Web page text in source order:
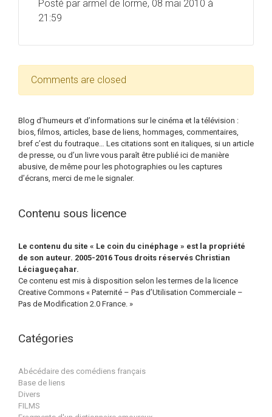
Posté par armel de lorme, 08 mai 2010 à
21:59
Comments are closed
Blog d’humeurs et d’informations sur le cinéma et la télévision :
bios, filmos, articles, base de liens, hommages, commentaires,
bref c’est du foutraque… Les citations sont en italiques, si un article
de presse, ou d’un livre vous paraît être publié ici de manière
abusive, de même pour les photographies ou les captures
d’écrans, merci de me le signaler.
Contenu sous licence
Le contenu du site « Le coin du cinéphage » est la propriété
de son auteur. 2005-2016 Tous droits réservés Christian
Léciagueçahar.
Ce contenu est mis à disposition selon les termes de la licence
Creative Commons « Paternité – Pas d’Utilisation Commerciale –
Pas de Modification 2.0 France. »
Catégories
Abécédaire des comédiens français
Base de liens
Divers
FILMS